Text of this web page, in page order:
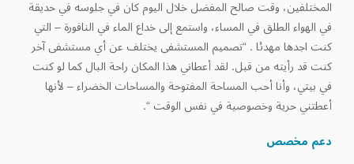
المختلفين، وقت صالح المفضل خلال اليوم كان في جلوسه في حديقة
في الهواء الطلق في المساء، واستمع إلى خداع الماء في النافورة – التي
كنت اجدها مهدئا . “تصميم المستشفى يختلف عن أي مستشفى آخر
كنت قد رأيته من قبل. لقد أعطاني هذا المكان راحة البال كما لو كنت
في بيتي، وأنا أحب المساحة المفتوحة والمساحات الخضراء – لأنها
أعطتني حرية وخصوصية في نفس الوقت “.
دعم مخصص